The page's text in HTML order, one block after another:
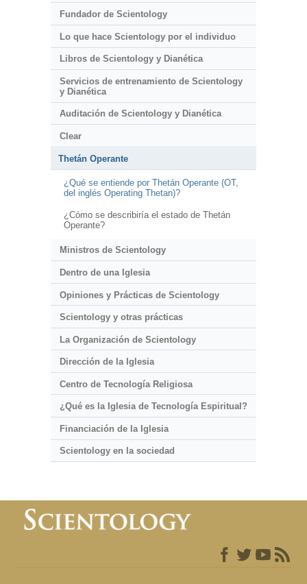
Fundador de Scientology
Lo que hace Scientology por el individuo
Libros de Scientology y Dianética
Servicios de entrenamiento de Scientology
y Dianética
Auditación de Scientology y Dianética
Clear
Thetán Operante
¿Qué se entiende por Thetán Operante (OT,
del inglés Operating Thetan)?
¿Cómo se describiría el estado de Thetán
Operante?
Ministros de Scientology
Dentro de una Iglesia
Opiniones y Prácticas de Scientology
Scientology y otras prácticas
La Organización de Scientology
Dirección de la Iglesia
Centro de Tecnología Religiosa
¿Qué es la Iglesia de Tecnología Espiritual?
Financiación de la Iglesia
Scientology en la sociedad